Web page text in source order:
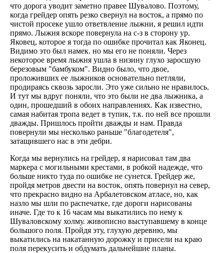
что дорога уводит заметно правее Шувалово. Поэтому,
когда грейдер опять резко свернул на восток, а прямо по
чистой просеке ушло ответвление лыжни, я решил идти
прямо. Лыжня вскоре повернула на с-з в сторону ур.
Яковец, которое я тогда по ошибке прочитал как Яконец.
Видимо это был намек. но мы его не поняли. Через
некоторое время лыжня ушла в низину глухо заросшую
березовым "бамбуком". Видно было, что двое,
проложивших ее лыжников основательно петляли,
продираясь сквозь заросли. Это уже сильно не нравилось.
И тут мы вдруг поняли, что это были не два лыжника, а
один, прошедший в обоих направлениях. Как известно,
самая набитая тропа ведет в тупик, т.к. по ней все прошли
дважды. Пришлось пройти дважды и нам. Правда
повернули мы несколько раньше "благодетеля",
затащившего нас в эти дебри.
Когда мы вернулись на грейдер, я нарисовал там два
маркера с могильными крестами, в робкой надежде, что
больше никто туда по ошибке не сунется. Грейдер же,
пройдя метров двести на восток, опять повернул на север,
что прекрасно видно на Арбалетовском атласе, но, как
назло мы шли по распечатке, где дороги нарисованы
иначе. Где то к 16 часам мы выкатились по нему к
Шуваловскому холму. живописно выступавшему в конце
большого поля. Пройдя эту, глухую деревню, мы
выкатились на накатанную дорожку и присели на краю
поля перекусить и обдумать дальнейшие планы.